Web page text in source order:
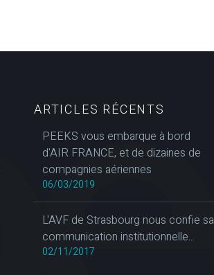
ARTICLES RÉCENTS
PEEKS vous embarque à bord
d'AIR FRANCE, et de dizaines de
compagnies aériennes
06/03/2019
L'AVF de Strasbourg nous confie sa
communication institutionnelle...
02/11/2017